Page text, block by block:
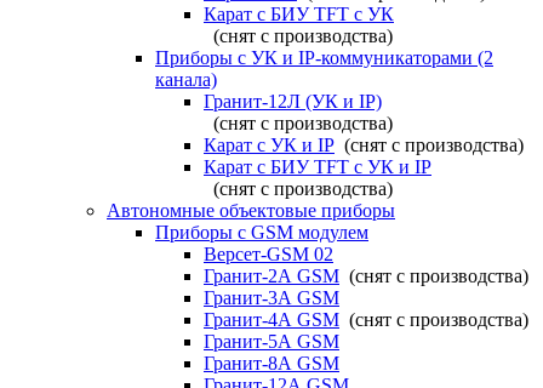
Карат с БИУ TFT с УК
(снят с производства)
Приборы с УК и IP-коммуникаторами (2
канала)
Гранит-12Л (УК и IP)
(снят с производства)
Карат с УК и IP (снят с производства)
Карат с БИУ TFT с УК и IP
(снят с производства)
Автономные объектовые приборы
Приборы с GSM модулем
Версет-GSM 02
Гранит-2А GSM (снят с производства)
Гранит-3А GSM
Гранит-4А GSM (снят с производства)
Гранит-5А GSM
Гранит-8А GSM